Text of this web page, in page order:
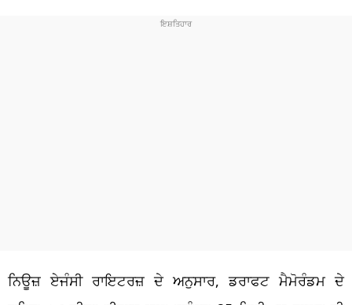
ਨਿਊਜ਼ ਏਜੰਸੀ ਰਾਇਟਰਜ਼ ਦੇ ਅਨੁਸਾਰ, ਡਰਾਫਟ ਮੈਮੋਰੰਡਮ ਦੇ